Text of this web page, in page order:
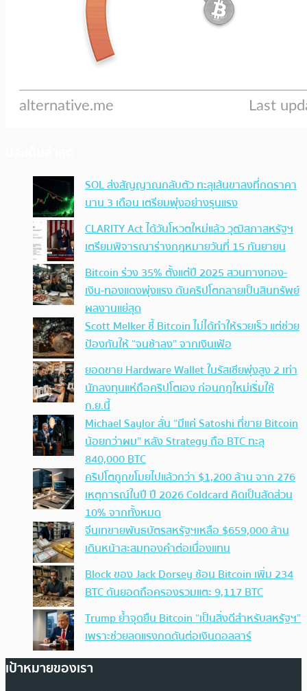
SOL ส่งสัญญาณกลับตัว ทะลุเส้นขาลงที่กดราคา
นาน 3 เดือน เตรียมพุ่งอย่างรุนแรง
CLARITY Act ได้วันโหวตใหม่แล้ว วุฒิสภาสหรัฐฯ
เตรียมพิจารณาร่างกฎหมายวันที่ 15 กันยายน
Bitcoin ร่วง 35% ตั้งแต่ปี 2025 สวนทางทอง-
เงิน-ทองแดงพุ่งแรง ดันคริปโตกลายเป็นสินทรัพย์
ผลงานแย่สุด
Scott Melker ชี้ Bitcoin ไม่ได้ทำให้รวยเร็ว แต่ช่วย
ป้องกันให้ “จนช้าลง” จากเงินเฟ้อ
ยอดขาย Hardware Wallet ในรัสเซียพุ่งสูง 2 เท่า
นักลงทุนแห่ถือคริปโตเอง ก่อนกฎใหม่เริ่มใช้
ก.ย.นี้
Michael Saylor ลั่น “มีแค่ Satoshi ที่ขาย Bitcoin
น้อยกว่าผม” หลัง Strategy ถือ BTC ทะลุ
840,000 BTC
คริปโตถูกขโมยไปแล้วกว่า $1,200 ล้าน จาก 276
เหตุการณ์ในปี ปี 2026 Coldcard คิดเป็นสัดส่วน
10% จากทั้งหมด
จีนเทขายพันธบัตรสหรัฐฯเหลือ $659,000 ล้าน
เดินหน้าสะสมทองคำต่อเนื่องแทน
Block ของ Jack Dorsey ช้อน Bitcoin เพิ่ม 234
BTC ดันยอดถือครองรวมแตะ 9,117 BTC
Trump ย้ำจุดยืน Bitcoin “เป็นสิ่งดีสำหรับสหรัฐฯ”
เพราะช่วยลดแรงกดดันต่อเงินดอลลาร์
เป้าหมายของเรา